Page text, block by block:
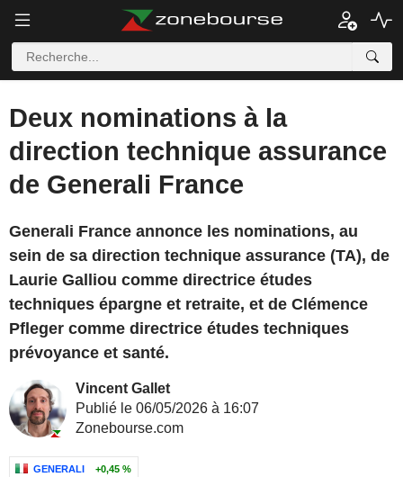
Deux nominations à la
direction technique assurance
de Generali France
Generali France annonce les nominations, au
sein de sa direction technique assurance (TA), de
Laurie Galliou comme directrice études
techniques épargne et retraite, et de Clémence
Pfleger comme directrice études techniques
prévoyance et santé.
Vincent Gallet
Publié le 06/05/2026 à 16:07
Zonebourse.com
GENERALI +0,45 %